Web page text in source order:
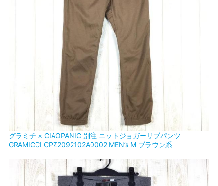
グラミチ × CIAOPANIC 別注 ニットジョガーリブパンツ
GRAMICCI CPZ2092102A0002 MEN’s M ブラウン系